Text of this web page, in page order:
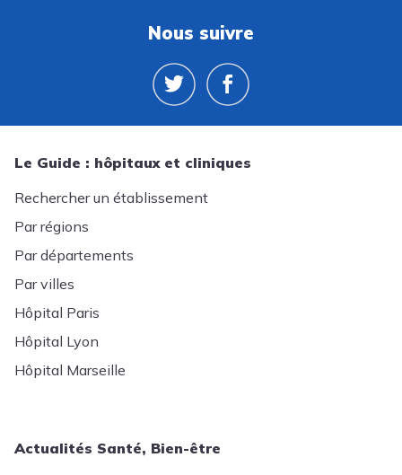
Nous suivre
Le Guide : hôpitaux et cliniques
Rechercher un établissement
Par régions
Par départements
Par villes
Hôpital Paris
Hôpital Lyon
Hôpital Marseille
Actualités Santé, Bien-être